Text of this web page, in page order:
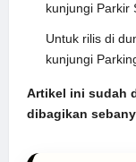
kunjungi Parkir
Untuk rilis di
kunjungi
Artikel ini sudah
dibagikan